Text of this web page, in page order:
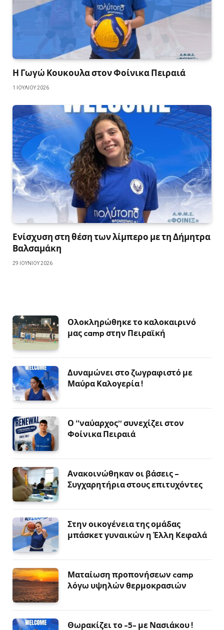
Η Γωγώ Κουκουλα στον Φοίνικα Πειραιά
1 ΙΟΥΛΊΟΥ 2026
Ενίσχυση στη θέση των λίμπερο με τη Δήμητρα
Βαλσαμάκη
29 ΙΟΥΝΊΟΥ 2026
Ολοκληρώθηκε το καλοκαιρινό
μας camp στην Πειραϊκή
Δυναμώνει στο ζωγραφιστό με
Μαύρα Καλογερία !
Ο “ναύαρχος” συνεχίζει στον
Φοίνικα Πειραιά
Ανακοινώθηκαν οι βάσεις –
Συγχαρητήρια στους επιτυχόντες
Στην οικογένεια της ομάδας
μπάσκετ γυναικών η Έλλη Κεφαλά
Ματαίωση προπονήσεων camp
λόγω υψηλών θερμοκρασιών
Θωρακίζει το -5- με Νασιάκου !